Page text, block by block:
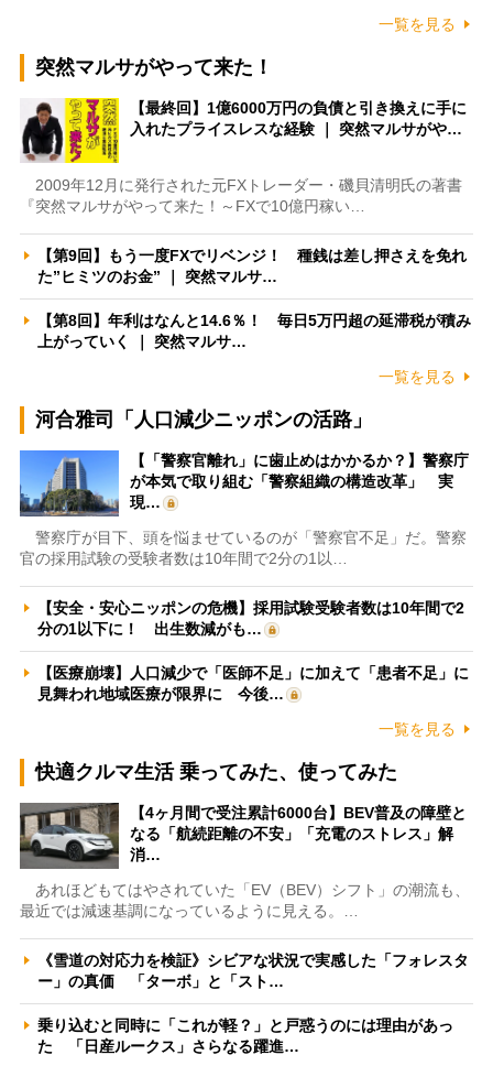
一覧を見る
突然マルサがやって来た！
【最終回】1億6000万円の負債と引き換えに手に
入れたプライスレスな経験 ｜ 突然マルサがや…
2009年12月に発行された元FXトレーダー・磯貝清明氏の著書
『突然マルサがやって来た！～FXで10億円稼い…
【第9回】もう一度FXでリベンジ！ 種銭は差し押さえを免れ
た”ヒミツのお金” ｜ 突然マルサ…
【第8回】年利はなんと14.6％！ 毎日5万円超の延滞税が積み
上がっていく ｜ 突然マルサ…
一覧を見る
河合雅司「人口減少ニッポンの活路」
【「警察官離れ」に歯止めはかかるか？】警察庁
が本気で取り組む「警察組織の構造改革」 実
現…
警察庁が目下、頭を悩ませているのが「警察官不足」だ。警察
官の採用試験の受験者数は10年間で2分の1以…
【安全・安心ニッポンの危機】採用試験受験者数は10年間で2
分の1以下に！ 出生数減がも…
【医療崩壊】人口減少で「医師不足」に加えて「患者不足」に
見舞われ地域医療が限界に 今後…
一覧を見る
快適クルマ生活 乗ってみた、使ってみた
【4ヶ月間で受注累計6000台】BEV普及の障壁と
なる「航続距離の不安」「充電のストレス」解
消…
あれほどもてはやされていた「EV（BEV）シフト」の潮流も、
最近では減速基調になっているように見える。…
《雪道の対応力を検証》シビアな状況で実感した「フォレスタ
ー」の真価 「ターボ」と「スト…
乗り込むと同時に「これが軽？」と戸惑うのには理由があっ
た 「日産ルークス」さらなる躍進…